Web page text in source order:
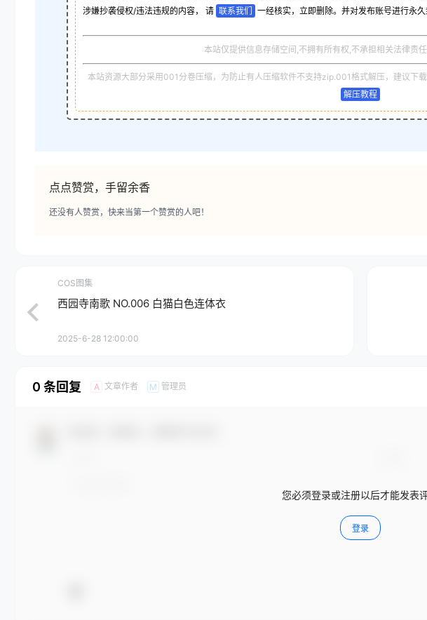
涉嫌抄袭侵权/违法违规的内容， 请 联系我们 一经核实，立即删除。并对发布账号进行永久
本站仅提供信息存储空间,不拥有所有权,不承担相关法律责
本站资源大部分采用001分卷压缩，为防止有人压缩软件不支持zip.001格式解压，建议下
解压教程
点点赞赏，手留余香
还没有人赞赏，快来当第一个赞赏的人吧！
COS图集
西园寺南歌 NO.006 白猫白色连体衣
2025-6-28 12:00:00
0 条回复 A 文章作者 M 管理员
您必须登录或注册以后才能发表
登录